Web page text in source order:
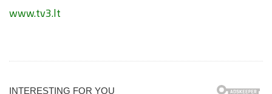
www.tv3.lt